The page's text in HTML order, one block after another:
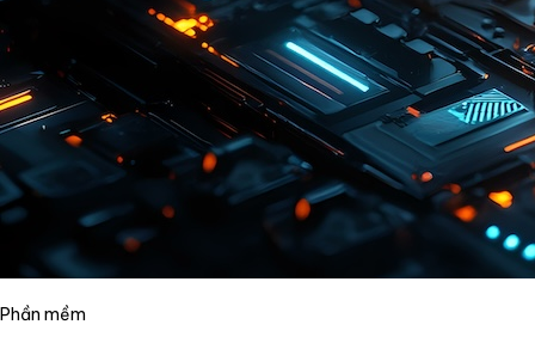
Phần mềm